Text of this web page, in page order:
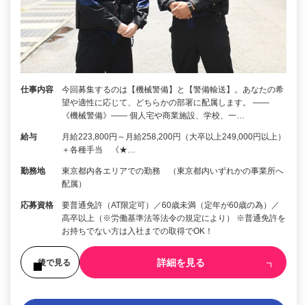
仕事内容
今回募集するのは【機械警備】と【警備輸送】。あなたの希
望や適性に応じて、どちらかの部署に配属します。 ――
《機械警備》―― 個人宅や商業施設、学校、一…
給与
月給223,800円～月給258,200円（大卒以上249,000円以上）
＋各種手当 《★…
勤務地
東京都内各エリアでの勤務 （東京都内いずれかの事業所へ
配属）
応募資格
要普通免許（AT限定可）／60歳未満（定年が60歳の為）／
高卒以上（※労働基準法等法令の規定により） ※普通免許を
お持ちでない方は入社までの取得でOK！
後で見る 詳細を見る